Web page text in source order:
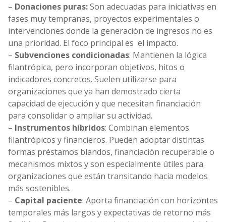
– Donaciones puras:Son adecuadas para iniciativas en
fases muy tempranas, proyectos experimentales o
intervenciones donde la generación de ingresos no es
una prioridad. El foco principal es el impacto.
– Subvenciones condicionadas: Mantienen la lógica
filantrópica, pero incorporan objetivos, hitos o
indicadores concretos. Suelen utilizarse para
organizaciones que ya han demostrado cierta
capacidad de ejecución y que necesitan financiación
para consolidar o ampliar su actividad.
– Instrumentos híbridos: Combinan elementos
filantrópicos y financieros. Pueden adoptar distintas
formas préstamos blandos, financiación recuperable o
mecanismos mixtos y son especialmente útiles para
organizaciones que están transitando hacia modelos
más sostenibles.
– Capital paciente: Aporta financiación con horizontes
temporales más largos y expectativas de retorno más